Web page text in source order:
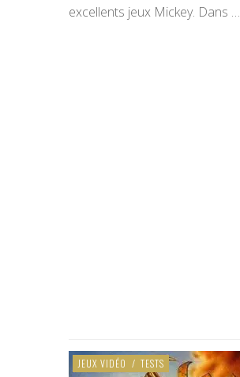
excellents jeux Mickey. Dans …
JEUX VIDÉO / TESTS